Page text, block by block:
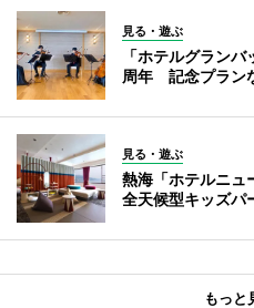
見る・遊ぶ
「ホテルグラン
周年 記念プラン
見る・遊ぶ
熱海「ホテルニ
全天候型キッズパ
もっと